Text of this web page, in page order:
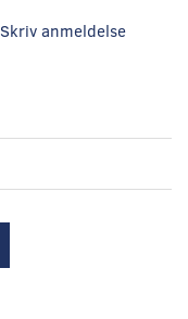
Skriv anmeldelse